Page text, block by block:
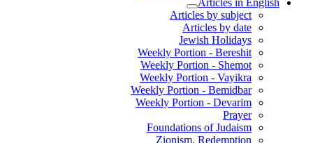
Articles in English
Articles by subject
Articles by date
Jewish Holidays
Weekly Portion - Bereshit
Weekly Portion - Shemot
Weekly Portion - Vayikra
Weekly Portion - Bemidbar
Weekly Portion - Devarim
Prayer
Foundations of Judaism
Zionism, Redemption